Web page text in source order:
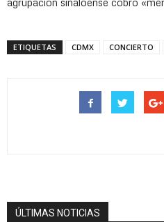
ETIQUETAS CDMX CONCIERTO
ÚLTIMAS NOTICIAS